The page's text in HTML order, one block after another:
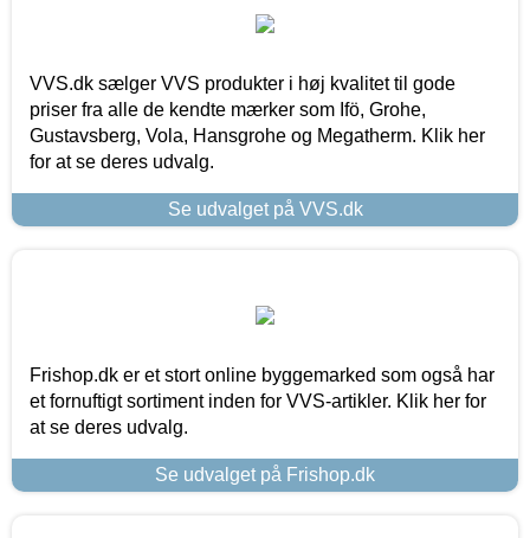
VVS.dk sælger VVS produkter i høj kvalitet til gode
priser fra alle de kendte mærker som Ifö, Grohe,
Gustavsberg, Vola, Hansgrohe og Megatherm. Klik her
for at se deres udvalg.
Se udvalget på VVS.dk
Frishop.dk er et stort online byggemarked som også har
et fornuftigt sortiment inden for VVS-artikler. Klik her for
at se deres udvalg.
Se udvalget på Frishop.dk